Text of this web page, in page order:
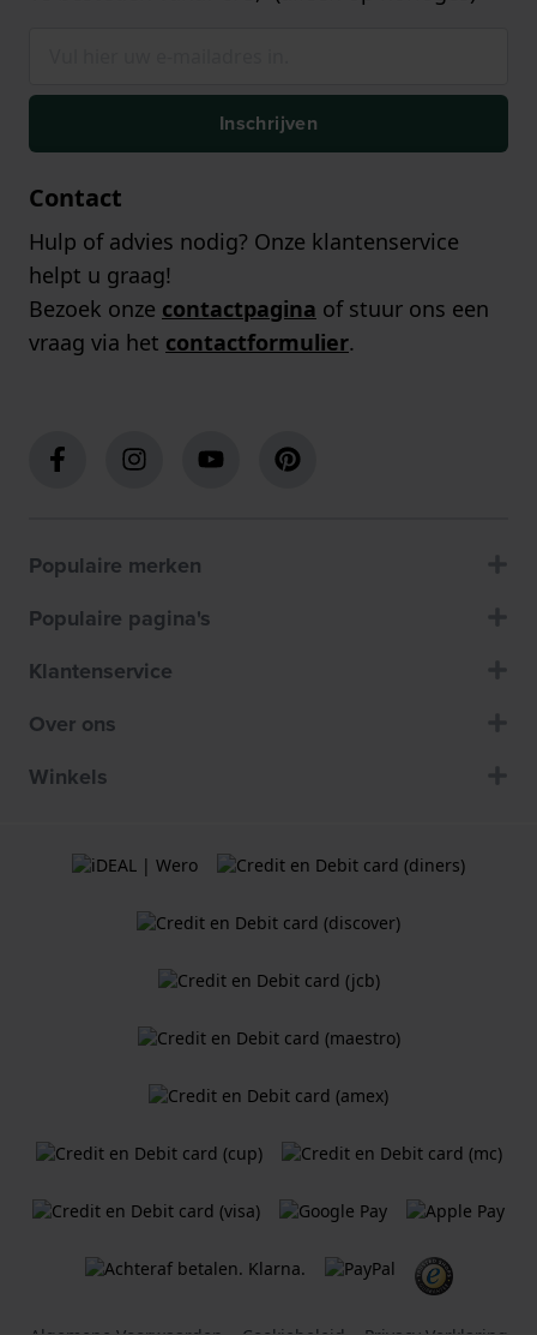
Inschrijven
Contact
Hulp of advies nodig? Onze klantenservice
helpt u graag!
Bezoek onze contactpagina of stuur ons een
vraag via het contactformulier.
Populaire merken
Populaire pagina's
Klantenservice
Over ons
Winkels